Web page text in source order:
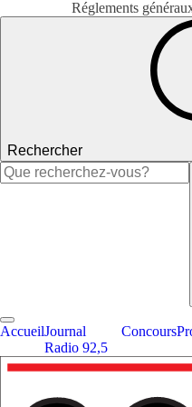
Réglements
Rechercher
Rechercher :
AccueilJournal
Radio 92,5
Concours